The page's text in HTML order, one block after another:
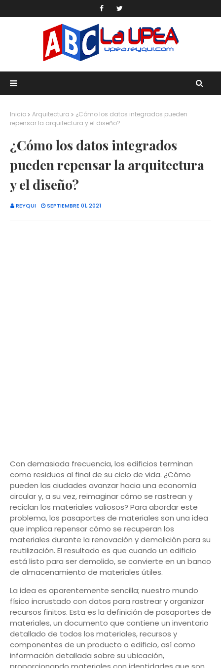
Inicio Arquitectura
¿Cómo los datos integrados pueden
repensar la arquitectura y el diseño?
¿Cómo los datos integrados
pueden repensar la arquitectura
y el diseño?
REYQUI SEPTIEMBRE 01, 2021
Con demasiada frecuencia, los edificios terminan
como residuos al final de su ciclo de vida. ¿Cómo
pueden las ciudades avanzar hacia una economía
circular y, a su vez, reimaginar cómo se rastrean y
reciclan los materiales valiosos? Para abordar este
problema, los pasaportes de materiales son una idea
que implica repensar cómo se recuperan los
materiales durante la renovación y demolición para su
reutilización. El resultado es que cuando un edificio
está listo para ser demolido, se convierte en un banco
de almacenamiento de materiales útiles.
La idea es aparentemente sencilla; nuestro mundo
físico incrustado con datos para rastrear y organizar
recursos finitos. Esta es la definición de pasaportes de
materiales, un documento que contiene un inventario
detallado de todos los materiales, recursos y
componentes de un producto o edificio, así como
información detallada sobre su ubicación,